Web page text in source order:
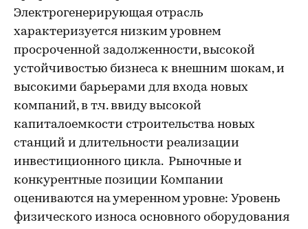
Электрогенерирующая отрасль
характеризуется низким уровнем
просроченной задолженности, высокой
устойчивостью бизнеса к внешним шокам, и
высокими барьерами для входа новых
компаний, в т.ч. ввиду высокой
капиталоемкости строительства новых
станций и длительности реализации
инвестиционного цикла. Рыночные и
конкурентные позиции Компании
оцениваются на умеренном уровне: Уровень
физического износа основного оборудования